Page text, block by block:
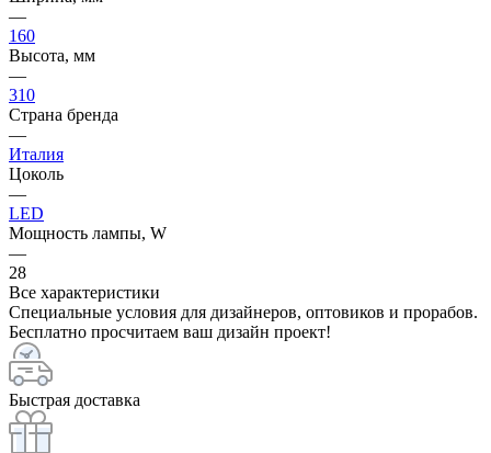
—
160
Высота, мм
—
310
Страна бренда
—
Италия
Цоколь
—
LED
Мощность лампы, W
—
28
Все характеристики
Специальные условия для дизайнеров, оптовиков и прорабов.
Бесплатно просчитаем ваш дизайн проект!
Быстрая доставка